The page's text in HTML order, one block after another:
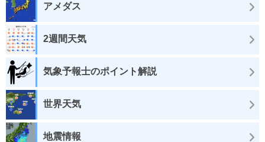
アメダス
2週間天気
気象予報士のポイント解説
世界天気
地震情報